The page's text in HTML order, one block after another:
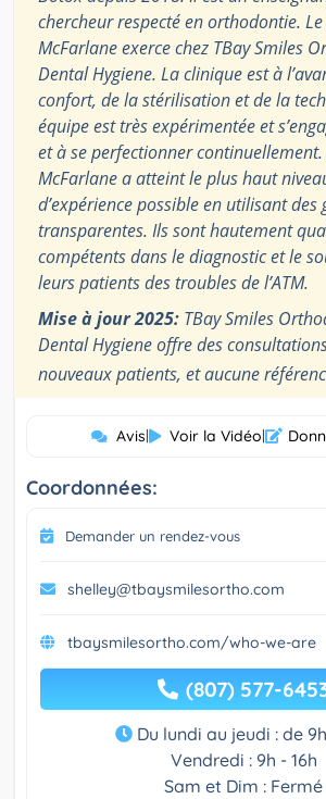
chercheur respecté en orthodontie.
McFarlane exerce chez TBay Smiles
Dental Hygiene. La clinique est à
confort, de la stérilisation et de la
équipe est très expérimentée et
et à se perfectionner continuellement.
McFarlane a atteint le plus haut
d’expérience possible en utilisant des
transparentes. Ils sont hautement
compétents dans le diagnostic et le
leurs patients des troubles de l’ATM.
Mise à jour 2025: TBay Smiles
Dental Hygiene offre des
nouveaux patients, et aucune
Avis| Voir la Vidéo|
Coordonnées:
Demander un rendez-vous
shelley@tbaysmilesortho.com
tbaysmilesortho.com/who-we-are
(807) 577-
Du lundi au jeudi : de
Vendredi : 9h - 16h
Sam et Dim : Fermé